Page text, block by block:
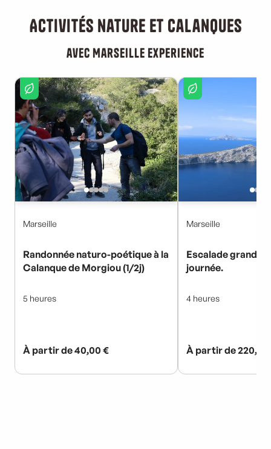
Activités nature et calanques
avec Marseille Experience